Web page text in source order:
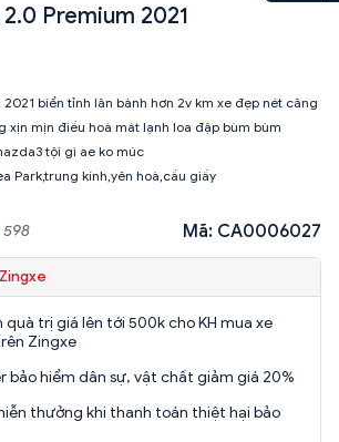
Premium 2021
biển tỉnh lăn bánh hơn 2v km xe đẹp nét căng
xịn mịn điều hoà mát lạnh loa đập bùm bùm
tội gì ae ko múc
Park,trung kính,yên hoà,cầu giấy
598 Mã: CA0006027
Zingxe
quà trị giá lên tới 500k cho KH mua xe
Zingxe
bảo hiểm dân sự, vật chất giảm giá 20%
thưởng khi thanh toán thiệt hại bảo